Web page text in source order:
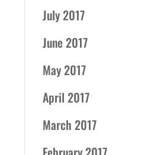
July 2017
June 2017
May 2017
April 2017
March 2017